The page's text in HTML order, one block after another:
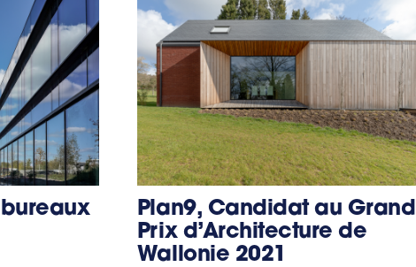
Plan9, Candidat au Grand
Prix d’Architecture de
Wallonie 2021